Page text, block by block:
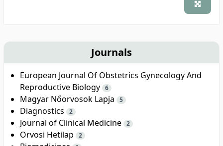
Journals
European Journal Of Obstetrics Gynecology And
Reproductive Biology 6
Magyar Nőorvosok Lapja 5
Diagnostics 2
Journal of Clinical Medicine 2
Orvosi Hetilap 2